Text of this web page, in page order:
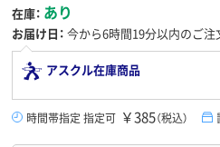
在庫： あり
お届け日： 今から6時間19分以内のご注
アスクル在庫商品
時間帯指定 指定可 ￥385（税込）